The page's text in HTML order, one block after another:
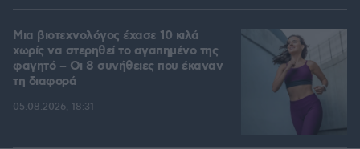
Μια βιοτεχνολόγος έχασε 10 κιλά
χωρίς να στερηθεί το αγαπημένο της
φαγητό – Οι 8 συνήθειες που έκαναν
τη διαφορά
05.08.2026, 18:31